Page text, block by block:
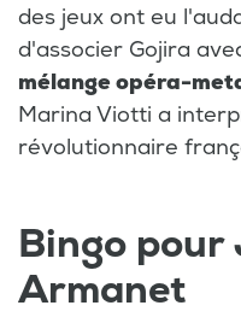
des jeux ont eu
d'associer Gojira
mélange opéra-
Marina Viotti a
révolutionnaire
Bingo
Armanet